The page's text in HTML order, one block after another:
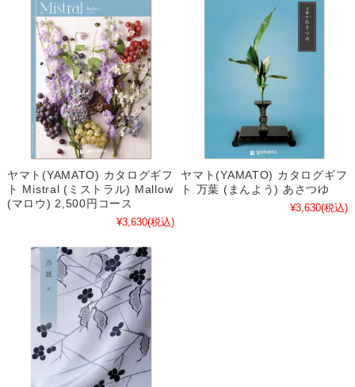
ヤマト(YAMATO) カタログギフ
ト Mistral (ミストラル) Mallow
(マロウ) 2,500円コース
¥3,630(税込)
ヤマト(YAMATO) カタログギフ
ト 万葉 (まんよう) あさつゆ
¥3,630(税込)